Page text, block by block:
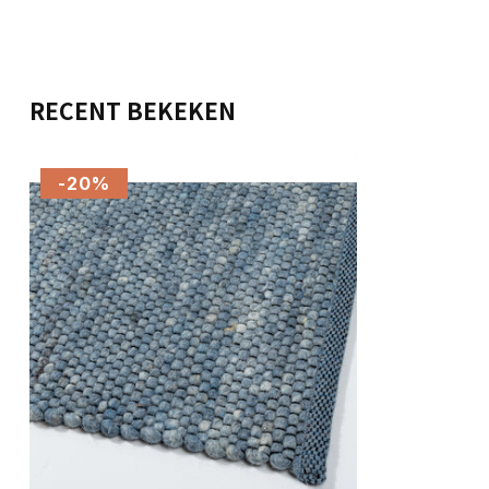
RECENT BEKEKEN
-20%